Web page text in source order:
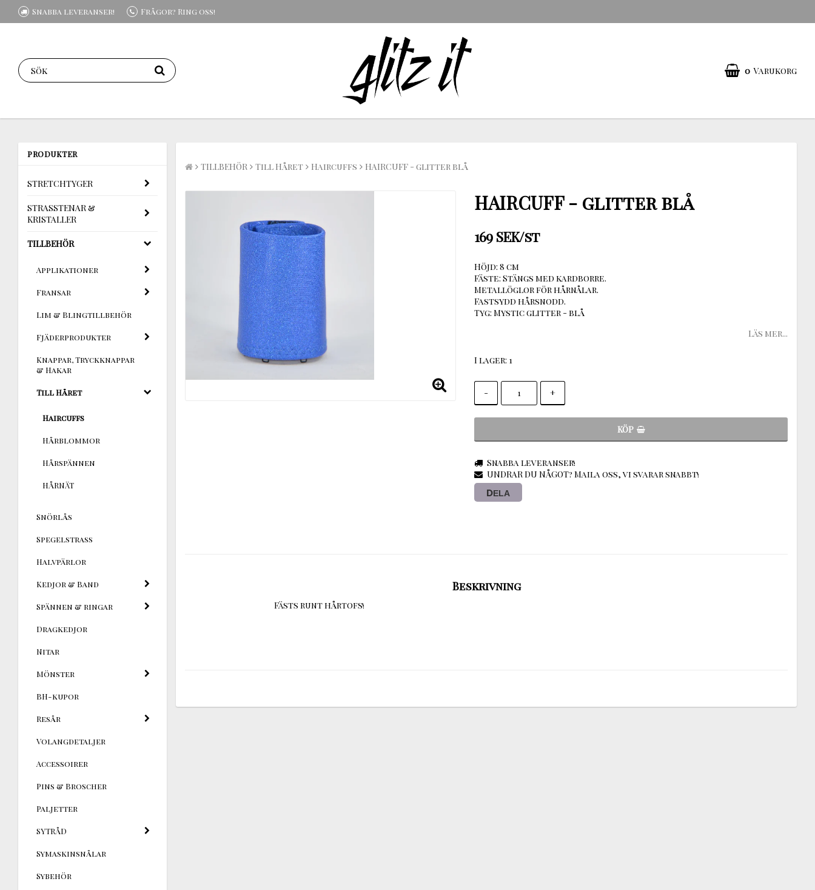
Snabba leveranser! Frågor? Ring oss!
0 Varukorg
PRODUKTER
STRETCHTYGER
STRASSTENAR &
KRISTALLER
TILLBEHÖR
Applikationer
Fransar
Lim & Blingtillbehör
Fjäderprodukter
Knappar, Tryckknappar
& Hakar
Till Håret
Haircuffs
Hårblommor
Hårspännen
HÅRNÄT
Snörlås
Spegelstrass
Halvpärlor
Kedjor & Band
Spännen & ringar
Dragkedjor
Nitar
Mönster
BH-kupor
Resår
Volangdetaljer
Accessoirer
Pins & Broscher
Paljetter
SYTRÅD
Symaskinsnålar
Sybehör
TILLBEHÖR Till Håret Haircuffs HAIRCUFF - glitter blå
HAIRCUFF - glitter blå
169 SEK/st
Höjd: 8 cm
Fäste: Stängs med kardborre.
Metallöglor för hårnålar.
Fastsydd hårsnodd.
Tyg: Mystic glitter - blå
Läs mer...
I lager: 1
- +
KÖP
Snabba leveranser!
UNDRAR DU NÅGOT? Maila oss, vi svarar snabbt!
DELA
Beskrivning
Fästs runt hårtofs!